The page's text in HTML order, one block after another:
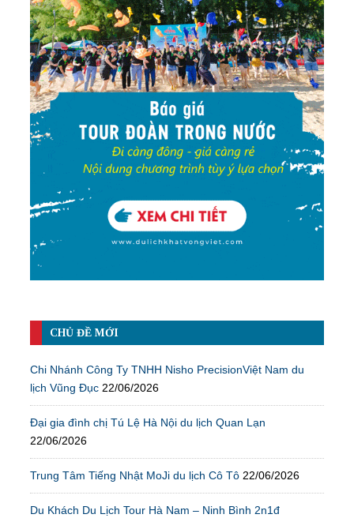
CHỦ ĐỀ MỚI
Chi Nhánh Công Ty TNHH Nisho PrecisionViệt Nam du
lịch Vũng Đục 22/06/2026
Đại gia đình chị Tú Lệ Hà Nội du lịch Quan Lạn
22/06/2026
Trung Tâm Tiếng Nhật MoJi du lịch Cô Tô 22/06/2026
Du Khách Du Lịch Tour Hà Nam – Ninh Bình 2n1đ